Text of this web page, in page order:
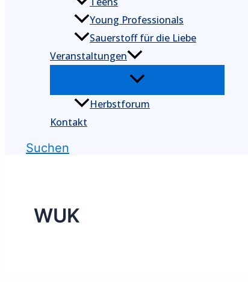
Young Professionals
Sauerstoff für die Liebe
Veranstaltungen
Herbstforum
Kontakt
Suchen
WUK